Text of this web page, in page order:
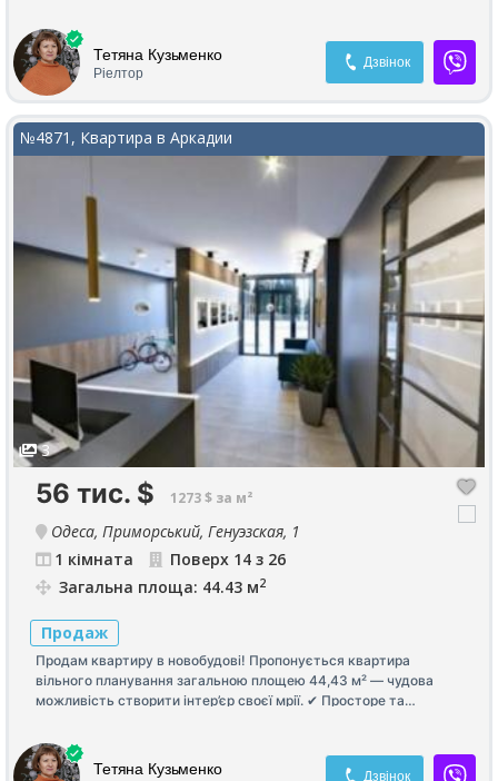
заїжджати та жити без додаткових витрат. Чудовий варіант як
для власного проживання, так і для інвестиції під оренду.
Телефонуйте, щоб дізнатися більше та домовитися про
перегляд!
Тетяна Кузьменко
Ріелтор
Дзвінок
№4871, Квартира в Аркадии
3
56 тис. $ 1273 $ за м²
Одеса, Приморський, Генуэзская, 1
1 кімната
Поверх 14 з 26
Загальна площа: 44.43 м2
Продаж
Продам квартиру в новобудові! Пропонується квартира
вільного планування загальною площею 44,43 м² — чудова
можливість створити інтер’єр своєї мрії. ✔ Просторе та
5 секція. ✔ Введення будинку в експлуатацію — I квартал 2027
року. Ідеальний варіант як для власного проживання, так і для
Тетяна Кузьменко Дзвінок